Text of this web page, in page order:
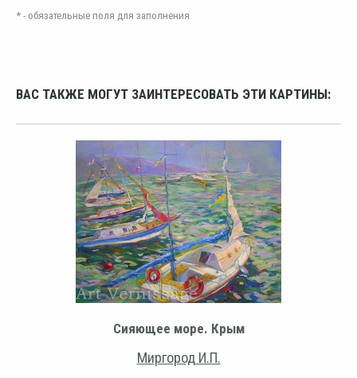
* - обязательные поля для заполнения
ВАС ТАКЖЕ МОГУТ ЗАИНТЕРЕСОВАТЬ ЭТИ КАРТИНЫ:
Сияющее море. Крым
Миргород И.П.